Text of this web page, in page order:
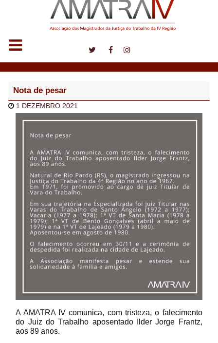
Nota de pesar
1 DEZEMBRO 2021
A AMATRA IV comunica, com tristeza, o falecimento
do Juiz do Trabalho aposentado Ilder Jorge Frantz,
aos 89 anos.